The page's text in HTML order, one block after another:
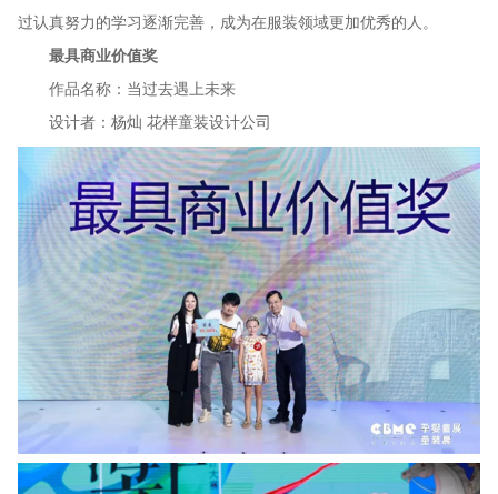
过认真努力的学习逐渐完善，成为在服装领域更加优秀的人。
最具商业价值奖
作品名称：当过去遇上未来
设计者：杨灿 花样童装设计公司